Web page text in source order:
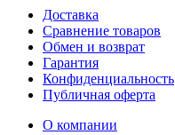
Доставка
Сравнение товаров
Обмен и возврат
Гарантия
Конфиденциальность
Публичная оферта
О компании